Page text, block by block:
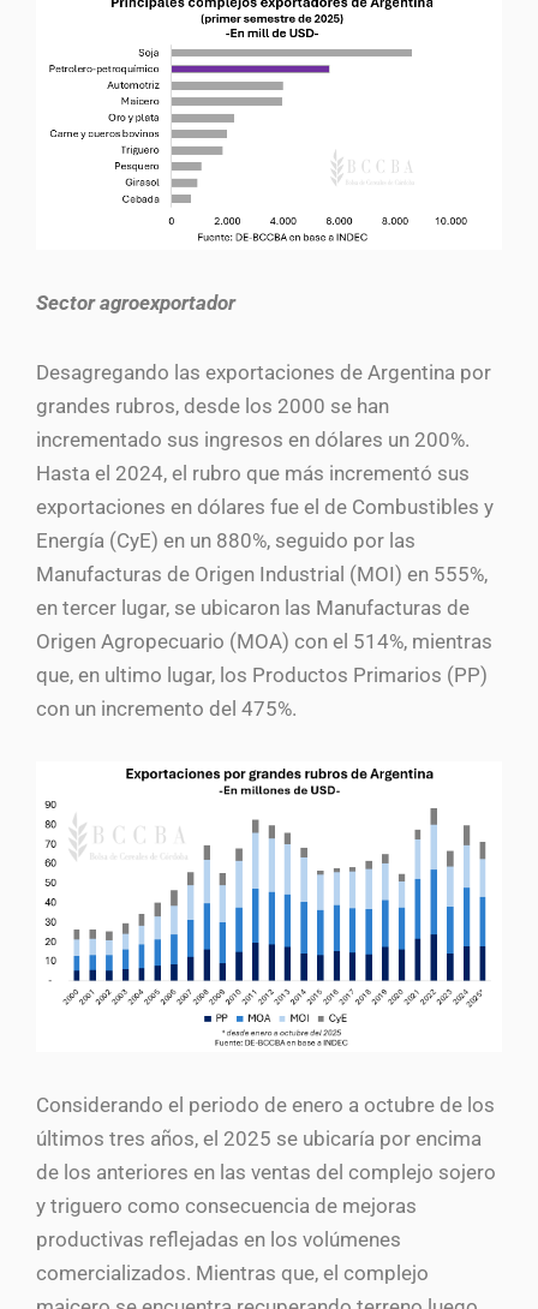
Sector agroexportador
Desagregando las exportaciones de Argentina por
grandes rubros, desde los 2000 se han
incrementado sus ingresos en dólares un 200%.
Hasta el 2024, el rubro que más incrementó sus
exportaciones en dólares fue el de Combustibles y
Energía (CyE) en un 880%, seguido por las
Manufacturas de Origen Industrial (MOI) en 555%,
en tercer lugar, se ubicaron las Manufacturas de
Origen Agropecuario (MOA) con el 514%, mientras
que, en ultimo lugar, los Productos Primarios (PP)
con un incremento del 475%.
Considerando el periodo de enero a octubre de los
últimos tres años, el 2025 se ubicaría por encima
de los anteriores en las ventas del complejo sojero
y triguero como consecuencia de mejoras
productivas reflejadas en los volúmenes
comercializados. Mientras que, el complejo